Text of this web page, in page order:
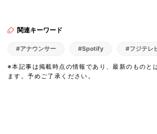
関連キーワード
#アナウンサー #Spotify #フジテレ
※本記事は掲載時点の情報であり、最新のものと
ます。予めご了承ください。